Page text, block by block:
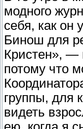
модного
себя, как
Бинош для
Кристен», —
потому что
группы, для
видеть